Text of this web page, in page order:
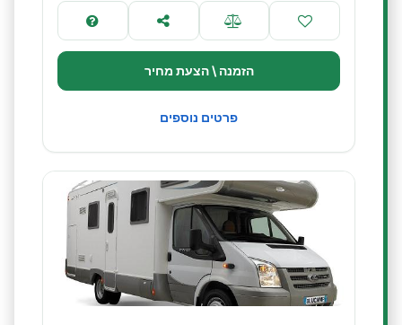
הזמנה \ הצעת מחיר
פרטים נוספים